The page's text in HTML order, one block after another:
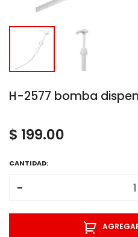
H-2577 bomba
$ 199.00
CANTIDAD:
−